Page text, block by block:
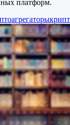
платформ.